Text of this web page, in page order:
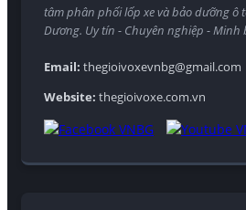
tâm phân phối lốp xe và bảo dưỡng ô
Dương. Uy tín - Chuyên nghiệp - Minh
Email: thegioivoxevnbg@gmail.com
Website: thegioivoxe.com.vn